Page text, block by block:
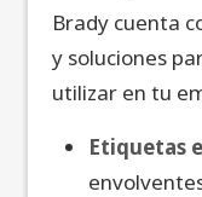
Brady cuenta
y soluciones
utilizar en tu
Etiquetas